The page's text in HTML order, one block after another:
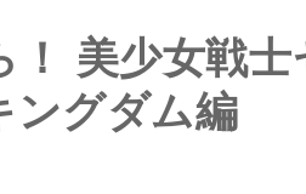
！ 美少女戦
ングダム編